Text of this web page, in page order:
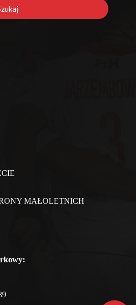
MAŁOLETNICH